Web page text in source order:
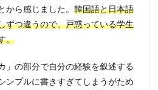
ら感じました。 韓国語と日本語
ずつ違うので、戸惑っている学生
。
」の部分で自分の経験を叙述する
ンプルに書きすぎてしまうがため